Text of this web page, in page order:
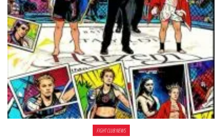
Ιωάννη
Θεοφάνους
με την υποστήριξη της
Sejoy Hellas.
Οι αθλητές
του Fight
Club Galatsi
ολοκλήρωσαν με επιτυχίαFIGHT CLUB NEWS